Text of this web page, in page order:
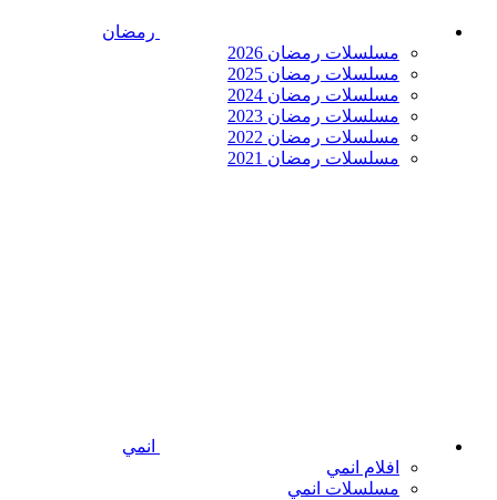
رمضان
مسلسلات رمضان 2026
مسلسلات رمضان 2025
مسلسلات رمضان 2024
مسلسلات رمضان 2023
مسلسلات رمضان 2022
مسلسلات رمضان 2021
انمي
افلام انمي
مسلسلات انمي